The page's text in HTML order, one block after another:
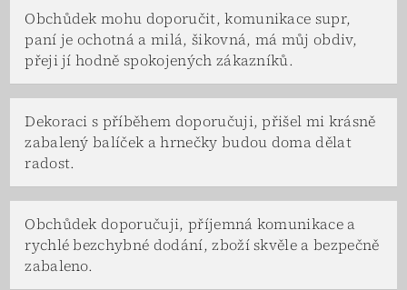
Obchůdek mohu doporučit, komunikace supr,
paní je ochotná a milá, šikovná, má můj obdiv,
přeji jí hodně spokojených zákazníků.
Dekoraci s příběhem doporučuji, přišel mi krásně
zabalený balíček a hrnečky budou doma dělat
radost.
Obchůdek doporučuji, příjemná komunikace a
rychlé bezchybné dodání, zboží skvěle a bezpečně
zabaleno.